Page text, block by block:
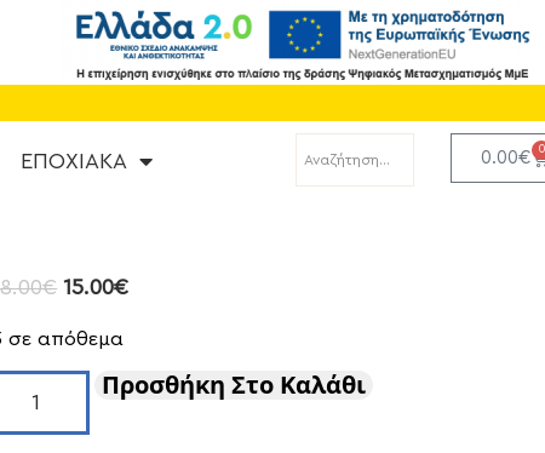
ΕΠΟΧΙΑΚΑ 0.00€ 0
€ 15.00€
σε απόθεμα
Προσθήκη Στο Καλάθι